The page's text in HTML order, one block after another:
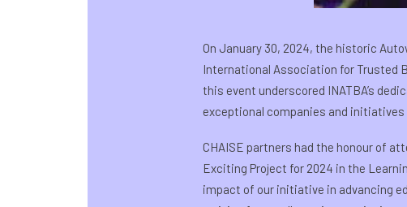
On January 30, 2024, the historic
International Association for Trusted
this event underscored INATBA’s
exceptional companies and
CHAISE partners had the honour of
Exciting Project for 2024 in the
impact of our initiative in advancing